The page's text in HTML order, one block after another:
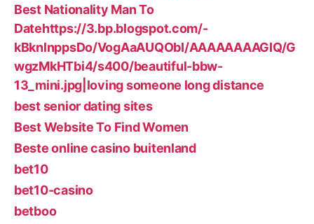
Best Nationality Man To
Datehttps://3.bp.blogspot.com/-
kBknlnppsDo/VogAaAUQObI/AAAAAAAAGIQ/G
wgzMkHTbi4/s400/beautiful-bbw-
13_mini.jpg|loving someone long distance
best senior dating sites
Best Website To Find Women
Beste online casino buitenland
bet10
bet10-casino
betboo